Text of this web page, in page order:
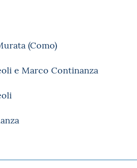
(Como)
e Marco Continanza